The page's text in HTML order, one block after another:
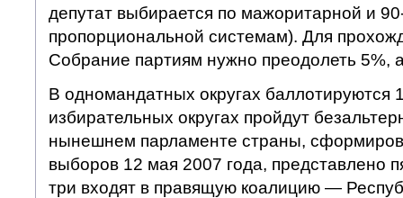
депутат выбирается по мажоритарной и
пропорциональной системам). Для
Собрание партиям нужно преодолеть 5%,
В одномандатных округах баллотируются
избирательных округах пройдут
нынешнем парламенте страны,
выборов 12 мая 2007 года, представлено
три входят в правящую коалицию —